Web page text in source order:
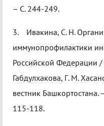
– С. 244-249.
3. Ивакина, С. Н.
иммунопрофилактики
Российской Федерации
Габдулхакова, Г. М.
вестник
115-118.